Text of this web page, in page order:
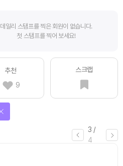
데일리 스탬프를 찍은 회원이 없습니다.
첫 스탬프를 찍어 보세요!
추천
9
스크랩
3 /
4